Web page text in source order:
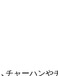
チャーハン